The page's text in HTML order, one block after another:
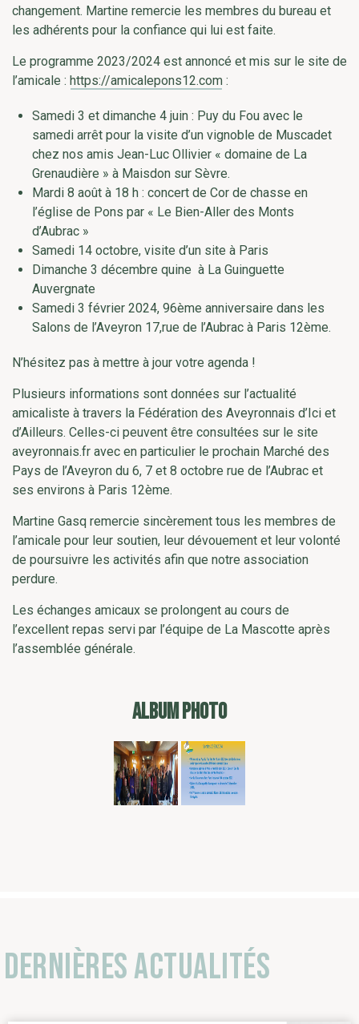
changement. Martine remercie les membres du bureau et
les adhérents pour la confiance qui lui est faite.
Le programme 2023/2024 est annoncé et mis sur le site de
l’amicale : https://amicalepons12.com :
Samedi 3 et dimanche 4 juin : Puy du Fou avec le
samedi arrêt pour la visite d’un vignoble de Muscadet
chez nos amis Jean-Luc Ollivier « domaine de La
Grenaudière » à Maisdon sur Sèvre.
Mardi 8 août à 18 h : concert de Cor de chasse en
l’église de Pons par « Le Bien-Aller des Monts
d’Aubrac »
Samedi 14 octobre, visite d’un site à Paris
Dimanche 3 décembre quine à La Guinguette
Auvergnate
Samedi 3 février 2024, 96ème anniversaire dans les
Salons de l’Aveyron 17,rue de l’Aubrac à Paris 12ème.
N’hésitez pas à mettre à jour votre agenda !
Plusieurs informations sont données sur l’actualité
amicaliste à travers la Fédération des Aveyronnais d’Ici et
d’Ailleurs. Celles-ci peuvent être consultées sur le site
aveyronnais.fr avec en particulier le prochain Marché des
Pays de l’Aveyron du 6, 7 et 8 octobre rue de l’Aubrac et
ses environs à Paris 12ème.
Martine Gasq remercie sincèrement tous les membres de
l’amicale pour leur soutien, leur dévouement et leur volonté
de poursuivre les activités afin que notre association
perdure.
Les échanges amicaux se prolongent au cours de
l’excellent repas servi par l’équipe de La Mascotte après
l’assemblée générale.
ALBUM PHOTO
Dernières actualités